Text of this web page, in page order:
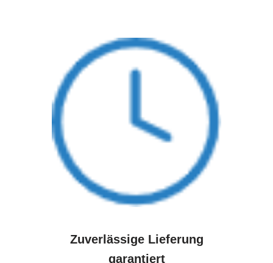
Zuverlässige Lieferung
garantiert